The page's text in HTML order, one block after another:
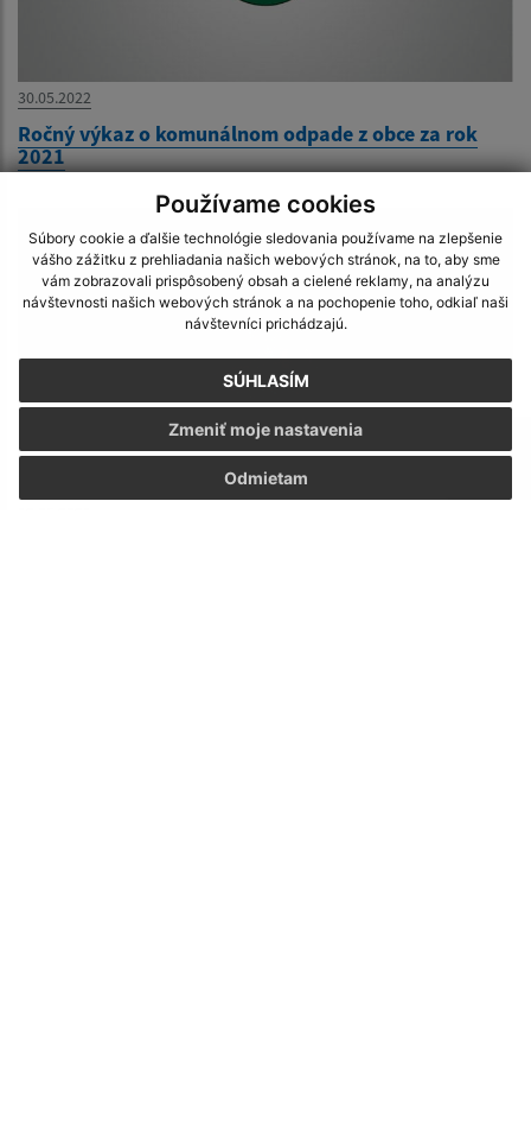
Používame cookies
Súbory cookie a ďalšie technológie sledovania používame na zlepšenie
vášho zážitku z prehliadania našich webových stránok, na to, aby sme
vám zobrazovali prispôsobený obsah a cielené reklamy, na analýzu
návštevnosti našich webových stránok a na pochopenie toho, odkiaľ naši
návštevníci prichádzajú.
SÚHLASÍM
Odmietam
Zmeniť moje nastavenia
30.05.2022
Ročný výkaz o komunálnom odpade z obce za rok
2021